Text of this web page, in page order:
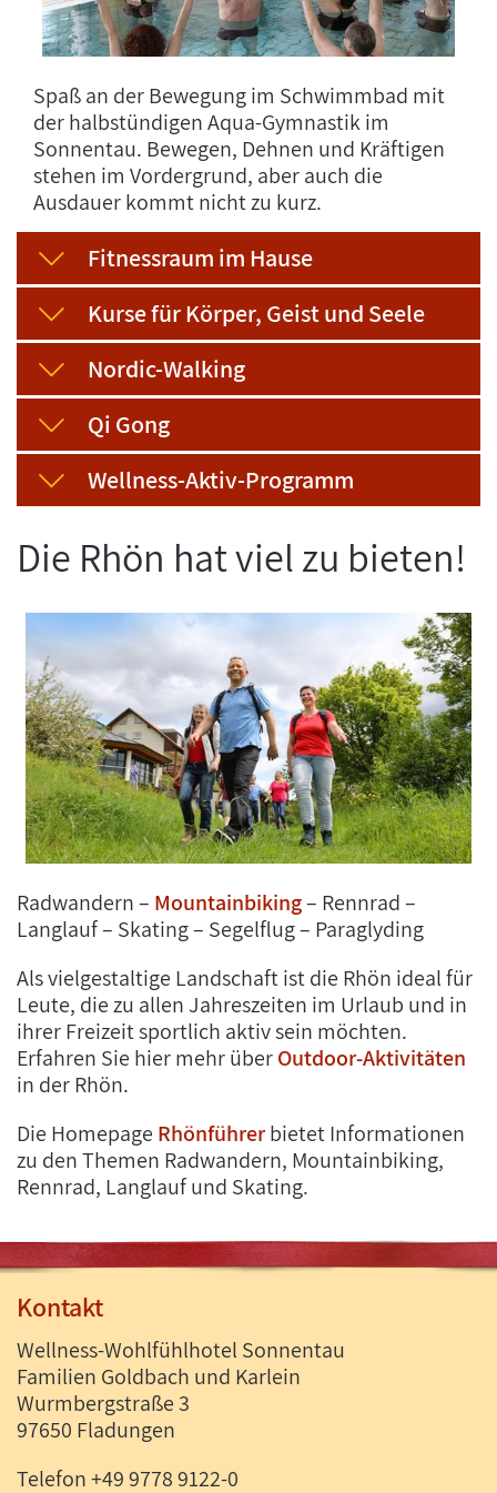
Spaß an der Bewegung im Schwimmbad mit
der halbstündigen Aqua-Gymnastik im
Sonnentau. Bewegen, Dehnen und Kräftigen
stehen im Vordergrund, aber auch die
Ausdauer kommt nicht zu kurz.
Fitnessraum im Hause
Kurse für Körper, Geist und Seele
Nordic-Walking
Qi Gong
Wellness-Aktiv-Programm
Die Rhön hat viel zu bieten!
Radwandern – Mountainbiking– Rennrad –
Langlauf – Skating – Segelflug – Paraglyding
Als vielgestaltige Landschaft ist die Rhön ideal für
Leute, die zu allen Jahreszeiten im Urlaub und in
ihrer Freizeit sportlich aktiv sein möchten.
Erfahren Sie hier mehr überOutdoor-Aktivitäten
in der Rhön.
Die Homepage Rhönführerbietet Informationen
zu den Themen Radwandern, Mountainbiking,
Rennrad, Langlauf und Skating.
Kontakt
Wellness-Wohlfühlhotel Sonnentau
Familien Goldbach und Karlein
Wurmbergstraße 3
97650 Fladungen
Telefon +49 9778 9122-0